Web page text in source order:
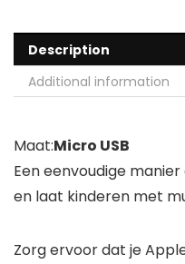
Description
Additional information
Maat:Micro USB
Een eenvoudige
en laat kinderen met
Zorg ervoor dat je